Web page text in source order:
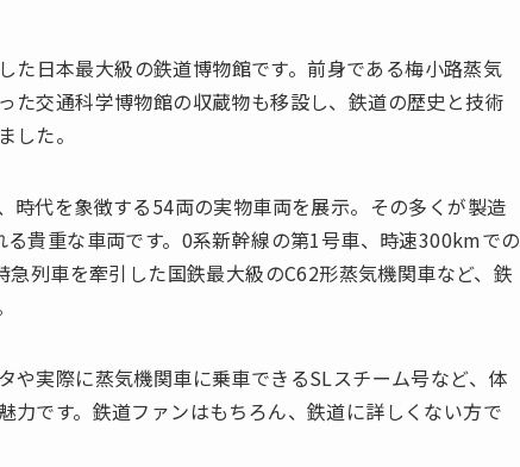
た日本最大級の鉄道博物館です。前身である梅小路蒸気
た交通科学博物館の収蔵物も移設し、鉄道の歴史と技術
した。
時代を象徴する54両の実物車両を展示。その多くが製造
貴重な車両です。0系新幹線の第1号車、時速300kmでの
列車を牽引した国鉄最大級のC62形蒸気機関車など、鉄
や実際に蒸気機関車に乗車できるSLスチーム号など、体
力です。鉄道ファンはもちろん、鉄道に詳しくない方で